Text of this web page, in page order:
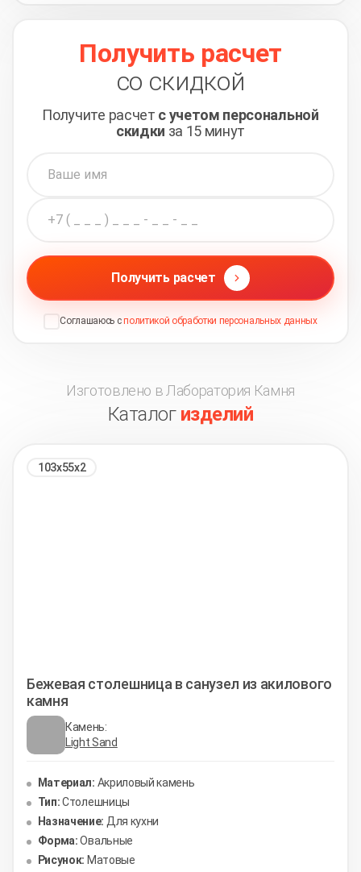
Получить расчет
со скидкой
Получите расчет с учетом персональной
скидки за 15 минут
Получить расчет
Соглашаюсь сполитикой обработки персональных данных
Изготовлено в Лаборатория Камня
Каталог изделий
103х55х2
Бежевая столешница в санузел из акилового
камня
Камень:
Light Sand
Материал: Акриловый камень
Тип:Столешницы
Назначение: Для кухни
Форма: Овальные
Рисунок: Матовые